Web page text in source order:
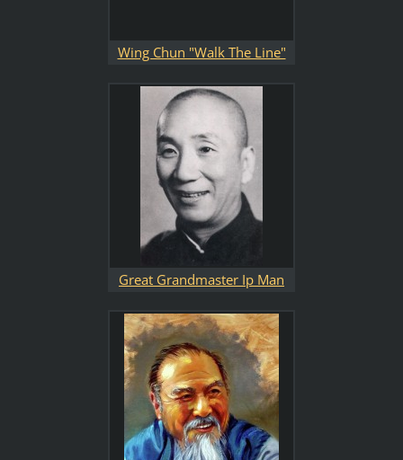
Wing Chun "Walk The Line"
str. 11362 Athens
Great Grandmaster Ip Man